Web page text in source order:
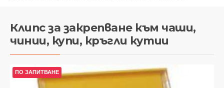
Клипс за закрепване към чаши,
чинии, купи, кръгли кутии
ПО ЗАПИТВАНЕ